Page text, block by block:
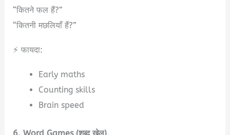
“कितने फल हैं?”
“कितनी मछलियाँ हैं?”
⚡ फायदा:
Early maths
Counting skills
Brain speed